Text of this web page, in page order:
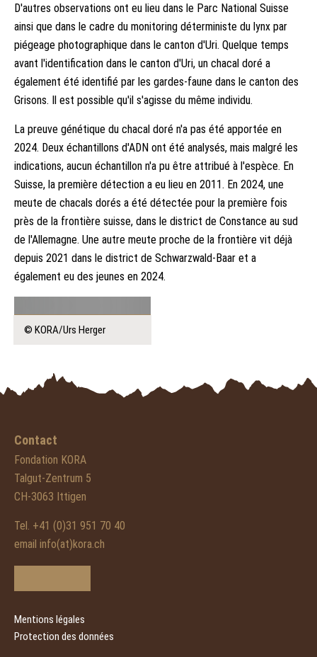
D'autres observations ont eu lieu dans le Parc National Suisse
ainsi que dans le cadre du monitoring déterministe du lynx par
piégeage photographique dans le canton d'Uri. Quelque temps
avant l'identification dans le canton d'Uri, un chacal doré a
également été identifié par les gardes-faune dans le canton des
Grisons. Il est possible qu'il s'agisse du même individu.
La preuve génétique du chacal doré n'a pas été apportée en
2024. Deux échantillons d'ADN ont été analysés, mais malgré les
indications, aucun échantillon n'a pu être attribué à l'espèce. En
Suisse, la première détection a eu lieu en 2011. En 2024, une
meute de chacals dorés a été détectée pour la première fois
près de la frontière suisse, dans le district de Constance au sud
de l'Allemagne. Une autre meute proche de la frontière vit déjà
depuis 2021 dans le district de Schwarzwald-Baar et a
également eu des jeunes en 2024.
© KORA/Urs Herger
Contact
Fondation KORA
Talgut-Zentrum 5
CH-3063 Ittigen
Tel. +41 (0)31 951 70 40
email info(at)kora.ch
Mentions légales
Protection des données